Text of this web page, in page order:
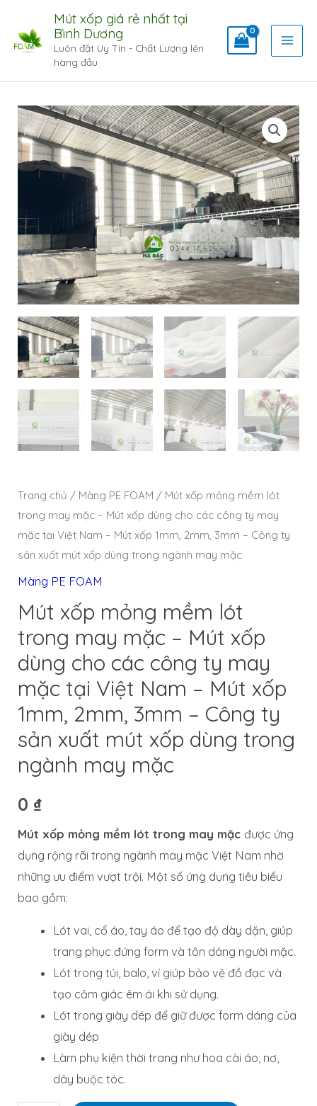
Mút xốp giá rẻ nhất tại
Bình Dương
Luôn đặt Uy Tín - Chất Lượng lên
hàng đầu
Trang chủ / Màng PE FOAM / Mút xốp mỏng mềm lót
trong may mặc – Mút xốp dùng cho các công ty may
mặc tại Việt Nam – Mút xốp 1mm, 2mm, 3mm – Công ty
sản xuất mút xốp dùng trong ngành may mặc
Màng PE FOAM
Mút xốp mỏng mềm lót
trong may mặc – Mút xốp
dùng cho các công ty may
mặc tại Việt Nam – Mút xốp
1mm, 2mm, 3mm – Công ty
sản xuất mút xốp dùng trong
ngành may mặc
0 ₫
Mút xốp mỏng mềm lót trong may mặcđược ứng
dụng rộng rãi trong ngành may mặc Việt Nam nhờ
những ưu điểm vượt trội. Một số ứng dụng tiêu biểu
bao gồm:
Lót vai, cổ áo, tay áo để tạo độ dày dặn, giúp
trang phục đứng form và tôn dáng người mặc.
Lót trong túi, balo, ví giúp bảo vệ đồ đạc và
tạo cảm giác êm ái khi sử dụng.
Lót trong giày dép để giữ được form dáng của
giày dép
Làm phụ kiện thời trang như hoa cài áo, nơ,
dây buộc tóc.